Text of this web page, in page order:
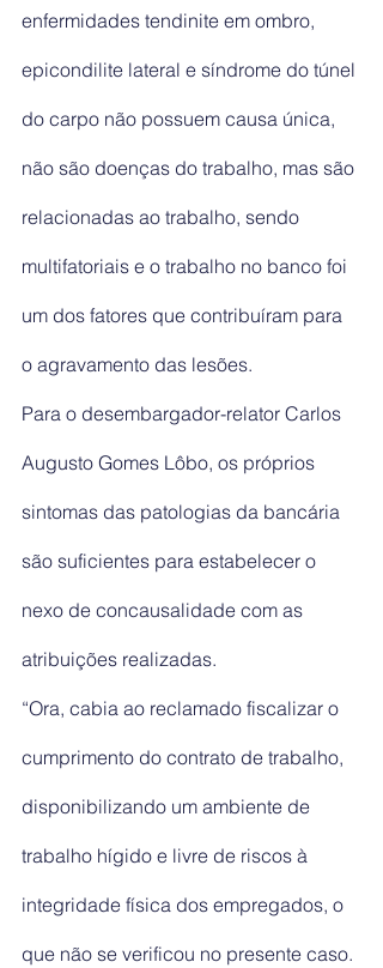
enfermidades tendinite em ombro,
epicondilite lateral e síndrome do túnel
do carpo não possuem causa única,
não são doenças do trabalho, mas são
relacionadas ao trabalho, sendo
multifatoriais e o trabalho no banco foi
um dos fatores que contribuíram para
o agravamento das lesões.
Para o desembargador-relator Carlos
Augusto Gomes Lôbo, os próprios
sintomas das patologias da bancária
são suficientes para estabelecer o
nexo de concausalidade com as
atribuições realizadas.
“Ora, cabia ao reclamado fiscalizar o
cumprimento do contrato de trabalho,
disponibilizando um ambiente de
trabalho hígido e livre de riscos à
integridade física dos empregados, o
que não se verificou no presente caso.